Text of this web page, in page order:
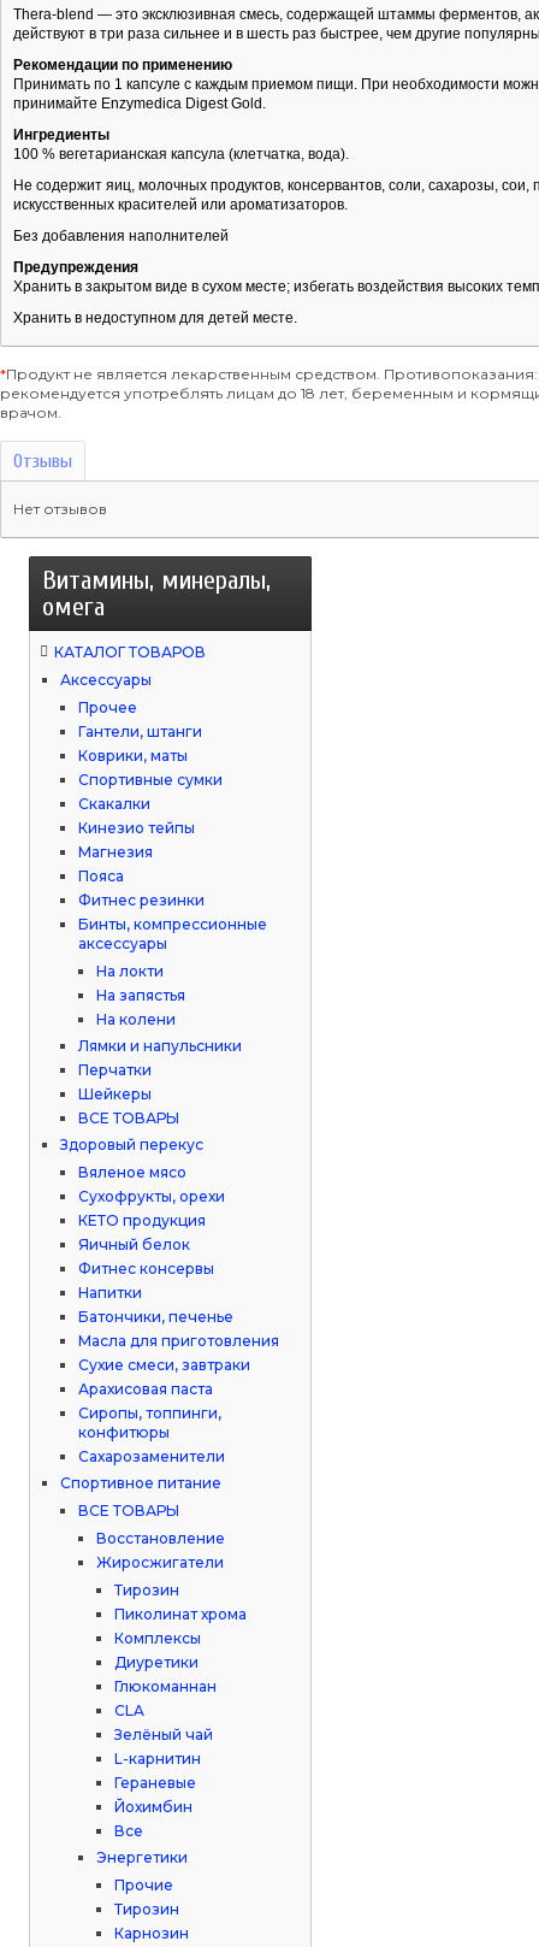
Thera-blend — это эксклюзивная смесь, содержащей штаммы ферментов,
действуют в три раза сильнее и в шесть раз быстрее, чем другие
Рекомендации по применению
Принимать по 1 капсуле с каждым приемом пищи. При необходимости
принимайте Enzymedica Digest Gold.
Ингредиенты
100 % вегетарианская капсула (клетчатка, вода).
Не содержит яиц, молочных продуктов, консервантов, соли, сахарозы,
искусственных красителей или ароматизаторов.
Без добавления наполнителей
Предупреждения
Хранить в закрытом виде в сухом месте; избегать воздействия высоких
Хранить в недоступном для детей месте.
*Продукт не является лекарственным средством.
рекомендуется употреблять лицам до 18 лет, беременным и
врачом.
Отзывы
Нет отзывов
Витамины, минералы,
омега
КАТАЛОГ ТОВАРОВ
Аксессуары
Прочее
Гантели, штанги
Коврики, маты
Спортивные сумки
Скакалки
Кинезио тейпы
Магнезия
Пояса
Фитнес резинки
Бинты, компрессионные
аксессуары
На локти
На запястья
На колени
Лямки и напульсники
Перчатки
Шейкеры
ВСЕ ТОВАРЫ
Здоровый перекус
Вяленое мясо
Сухофрукты, орехи
КЕТО продукция
Яичный белок
Фитнес консервы
Напитки
Батончики, печенье
Масла для приготовления
Сухие смеси, завтраки
Арахисовая паста
Сиропы, топпинги,
конфитюры
Сахарозаменители
Спортивное питание
ВСЕ ТОВАРЫ
Восстановление
Жиросжигатели
Тирозин
Пиколинат хрома
Комплексы
Диуретики
Глюкоманнан
CLA
Зелёный чай
L-карнитин
Гераневые
Йохимбин
Все
Энергетики
Прочие
Тирозин
Карнозин